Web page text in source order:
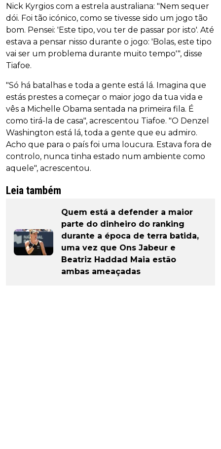
Nick Kyrgios com a estrela australiana: "Nem sequer
dói. Foi tão icónico, como se tivesse sido um jogo tão
bom. Pensei: 'Este tipo, vou ter de passar por isto'. Até
estava a pensar nisso durante o jogo: 'Bolas, este tipo
vai ser um problema durante muito tempo'", disse
Tiafoe.
"Só há batalhas e toda a gente está lá. Imagina que
estás prestes a começar o maior jogo da tua vida e
vês a Michelle Obama sentada na primeira fila. É
como tirá-la de casa", acrescentou Tiafoe. "O Denzel
Washington está lá, toda a gente que eu admiro.
Acho que para o país foi uma loucura. Estava fora de
controlo, nunca tinha estado num ambiente como
aquele", acrescentou.
Leia também
Quem está a defender a maior
parte do dinheiro do ranking
durante a época de terra batida,
uma vez que Ons Jabeur e
Beatriz Haddad Maia estão
ambas ameaçadas